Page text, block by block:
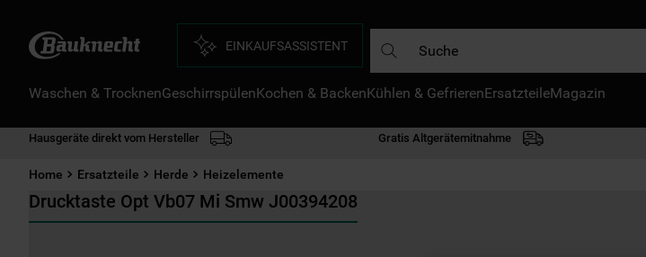
EINKAUFSASSISTENT
Waschen & TrocknenGeschirrspülenKochen & BackenKühlen & GefrierenErsatzteileMagazin
Hausgeräte direkt vom Hersteller Gratis Altgerätemitnahme
Home Ersatzteile Herde Heizelemente
Drucktaste Opt Vb07 Mi Smw J00394208
DIE HÄUFIGSTEN SUCHANFRAGEN